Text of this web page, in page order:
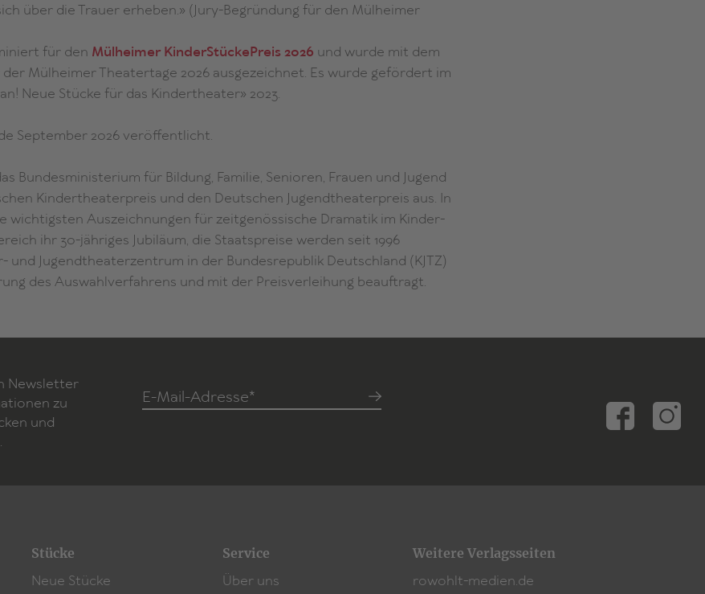
über die Trauer erheben.» (Jury-Begründung für den Mülheimer
für den Mülheimer KinderStückePreis 2026 und wurde mit dem
der Mülheimer Theatertage 2026 ausgezeichnet. Es wurde gefördert im
Neue Stücke für das Kindertheater» 2023.
September 2026 veröffentlicht.
Bundesministerium für Bildung, Familie, Senioren, Frauen und Jugend
Kindertheaterpreis und den Deutschen Jugendtheaterpreis aus. In
wichtigsten Auszeichnungen für zeitgenössische Dramatik im Kinder-
ihr 30-jähriges Jubiläum, die Staatspreise werden seit 1996
und Jugendtheaterzentrum in der Bundesrepublik Deutschland (KJTZ)
des Auswahlverfahrens und mit der Preisverleihung beauftragt.
Newsletter
zu
und
E-Mail-Adresse*
Stücke
Neue Stücke
Service
Über uns
Weitere Verlagsseiten
rowohlt-medien.de